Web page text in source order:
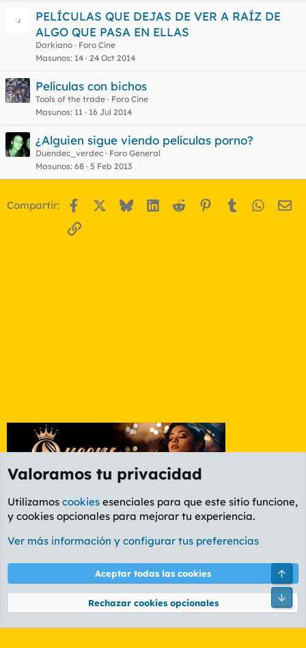
PELÍCULAS QUE DEJAS DE VER A RAÍZ DE
ALGO QUE PASA EN ELLAS
Darkiano
Foro Cine
Masunos 14 24 Oct 2014
Películas con bichos
Tools of the trade
Foro Cine
Masunos 11 16 Jul 2014
¿Alguien sigue viendo películas porno?
Duendec_verdec
Foro General
Masunos 68 5 Feb 2013
Compartir: Facebook BlueskyLinkedIn
Reddit Pinterest
Tumblr
Enlace
Foro General
Cookies
PL OLDSTYLE AMARILLO
Términos y reglas Política de privacidad Ayuda
Community platform by XenForo® © 2010-2026 XenForo Ltd.
Valoramos tu privacidad
Utilizamos cookies esenciales para que este sitio funcione,
y cookies opcionales para mejorar tu experiencia.
Ver más información y configurar tus preferencias
Aceptar todas las cookies
Rechazar cookies opcionales
Pie